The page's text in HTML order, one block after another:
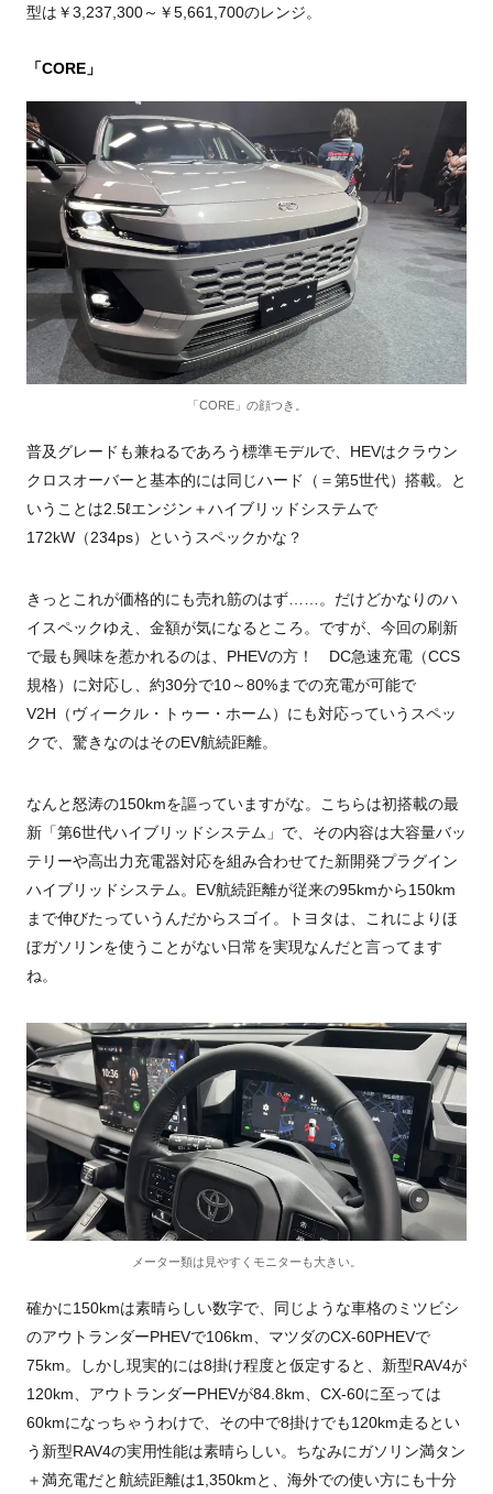
型は￥3,237,300～￥5,661,700のレンジ。
「CORE」
「CORE」の顔つき。
普及グレードも兼ねるであろう標準モデルで、HEVはクラウン
クロスオーバーと基本的には同じハード（＝第5世代）搭載。と
いうことは2.5ℓエンジン＋ハイブリッドシステムで
172kW（234ps）というスペックかな？
きっとこれが価格的にも売れ筋のはず……。だけどかなりのハ
イスペックゆえ、金額が気になるところ。ですが、今回の刷新
で最も興味を惹かれるのは、PHEVの方！ DC急速充電（CCS
規格）に対応し、約30分で10～80%までの充電が可能で
V2H（ヴィークル・トゥー・ホーム）にも対応っていうスペッ
クで、驚きなのはそのEV航続距離。
なんと怒涛の150kmを謳っていますがな。こちらは初搭載の最
新「第6世代ハイブリッドシステム」で、その内容は大容量バッ
テリーや高出力充電器対応を組み合わせてた新開発プラグイン
ハイブリッドシステム。EV航続距離が従来の95kmから150km
まで伸びたっていうんだからスゴイ。トヨタは、これによりほ
ぼガソリンを使うことがない日常を実現なんだと言ってます
ね。
メーター類は見やすくモニターも大きい。
確かに150kmは素晴らしい数字で、同じような車格のミツビシ
のアウトランダーPHEVで106km、マツダのCX-60PHEVで
75km。しかし現実的には8掛け程度と仮定すると、新型RAV4が
120km、アウトランダーPHEVが84.8km、CX-60に至っては
60kmになっちゃうわけで、その中で8掛けでも120km走るとい
う新型RAV4の実用性能は素晴らしい。ちなみにガソリン満タン
＋満充電だと航続距離は1,350kmと、海外での使い方にも十分